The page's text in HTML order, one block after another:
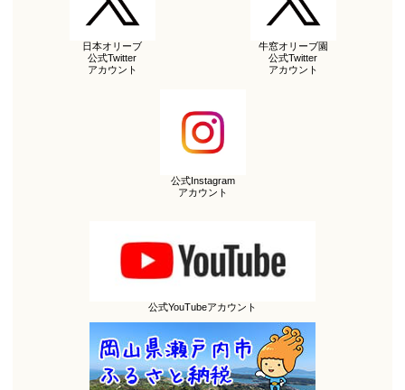
日本オリーブ
公式Twitter
アカウント
牛窓オリーブ園
公式Twitter
アカウント
公式Instagram
アカウント
公式YouTubeアカウント